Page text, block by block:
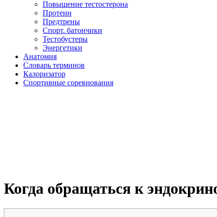
Повышение тестостерона
Протеин
Предтрены
Спорт. батончики
Тестобустеры
Энергетики
Анатомия
Словарь терминов
Калоризатор
Спортивные соревнования
Когда обращаться к